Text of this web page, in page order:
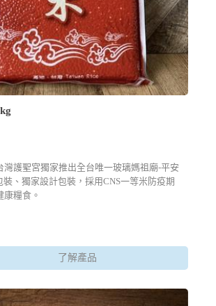
灣護聖宮獨家推出全台唯一玻璃媽祖廟-平安
裝、獨家設計包裝，採用CNS一等米防疫期
康糧食。
了解產品